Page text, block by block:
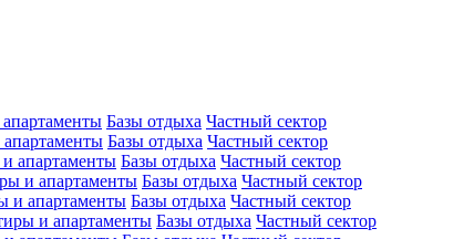
Базы отдыха Частный сектор
Базы отдыха Частный сектор
апартаменты Базы отдыха Частный сектор
и апартаменты Базы отдыха Частный сектор
и апартаменты Базы отдыха Частный сектор
и апартаменты Базы отдыха Частный сектор